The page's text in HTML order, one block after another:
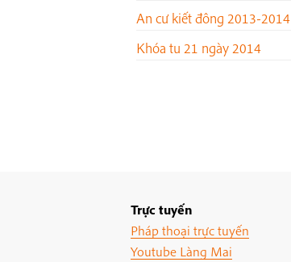
An cư kiết đông 2013-2014
Khóa tu 21 ngày 2014
Trực tuyến
Pháp thoại trực tuyến
Youtube Làng Mai